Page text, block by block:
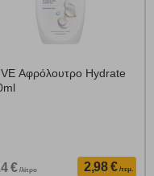
Αφρόλουτρο Hydrate
€ /λίτρο 2,98 € /τεμ.